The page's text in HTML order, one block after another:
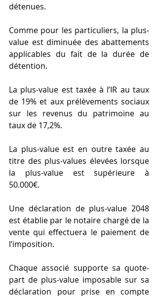
détenues.
Comme pour les particuliers, la plus-
value est diminuée des abattements
applicables du fait de la durée de
détention.
La plus-value est taxée à l’IR au taux
de 19% et aux prélèvements sociaux
sur les revenus du patrimoine au
taux de 17,2%.
La plus-value est en outre taxée au
titre des plus-values élevées lorsque
la plus-value est supérieure à
50.000€.
Une déclaration de plus-value 2048
est établie par le notaire chargé de la
vente qui effectuera le paiement de
l’imposition.
Chaque associé supporte sa quote-
part de plus-value imposable sur sa
déclaration pour prise en compte